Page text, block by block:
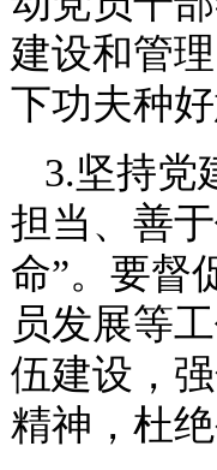
建设和管
下功夫种
3.坚持党
担当、善
命”。要督
员发展等
伍建设，
精神，杜绝